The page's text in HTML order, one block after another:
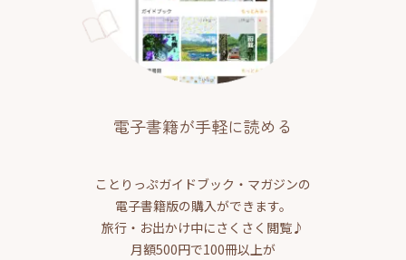
電子書籍が手軽に読める
ことりっぷガイドブック・マガジンの
電子書籍版の購入ができます。
旅行・お出かけ中にさくさく閲覧♪
月額500円で100冊以上が